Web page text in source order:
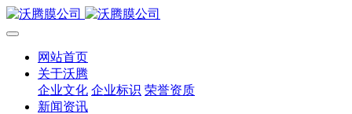
网站首页
关于沃腾
企业文化 企业标识 荣誉资质
新闻资讯